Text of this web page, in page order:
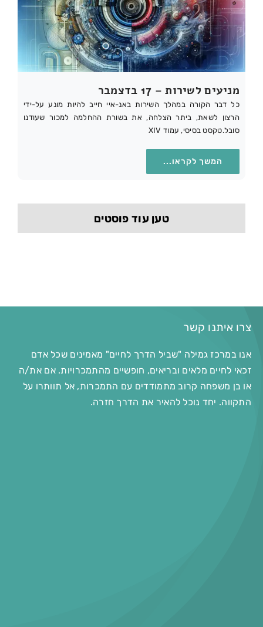
מניעים לשירות – 17 בדצמבר
כל דבר הקורה במהלך השירות באנ-איי חייב להיות מונע על-ידי
הרצון לשאת, ביתר הצלחה, את בשורת ההחלמה למכור שעודנו
סובל.טקסט בסיסי, עמוד XIV
המשך לקראו...
טען עוד פוסטים
צרו איתנו קשר
אנו במרכז גמילה "שביל הדרך לחיים" מאמינים שכל אדם
זכאי לחיים מלאים ובריאים, חופשיים מהתמכרויות. אם את/ה
או בן משפחה קרוב מתמודדים עם התמכרות, אל תוותרו על
התקווה. יחד נוכל להאיר את הדרך חזרה.